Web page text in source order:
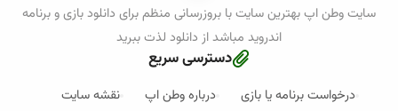
سایت وطن اپ بهترین سایت با بروزرسانی منظم برای دانلود بازی و برنامه
اندروید مباشد از دانلود لذت ببرید
دسترسی سریع
درخواست برنامه یا بازی درباره وطن اپ نقشه سایت